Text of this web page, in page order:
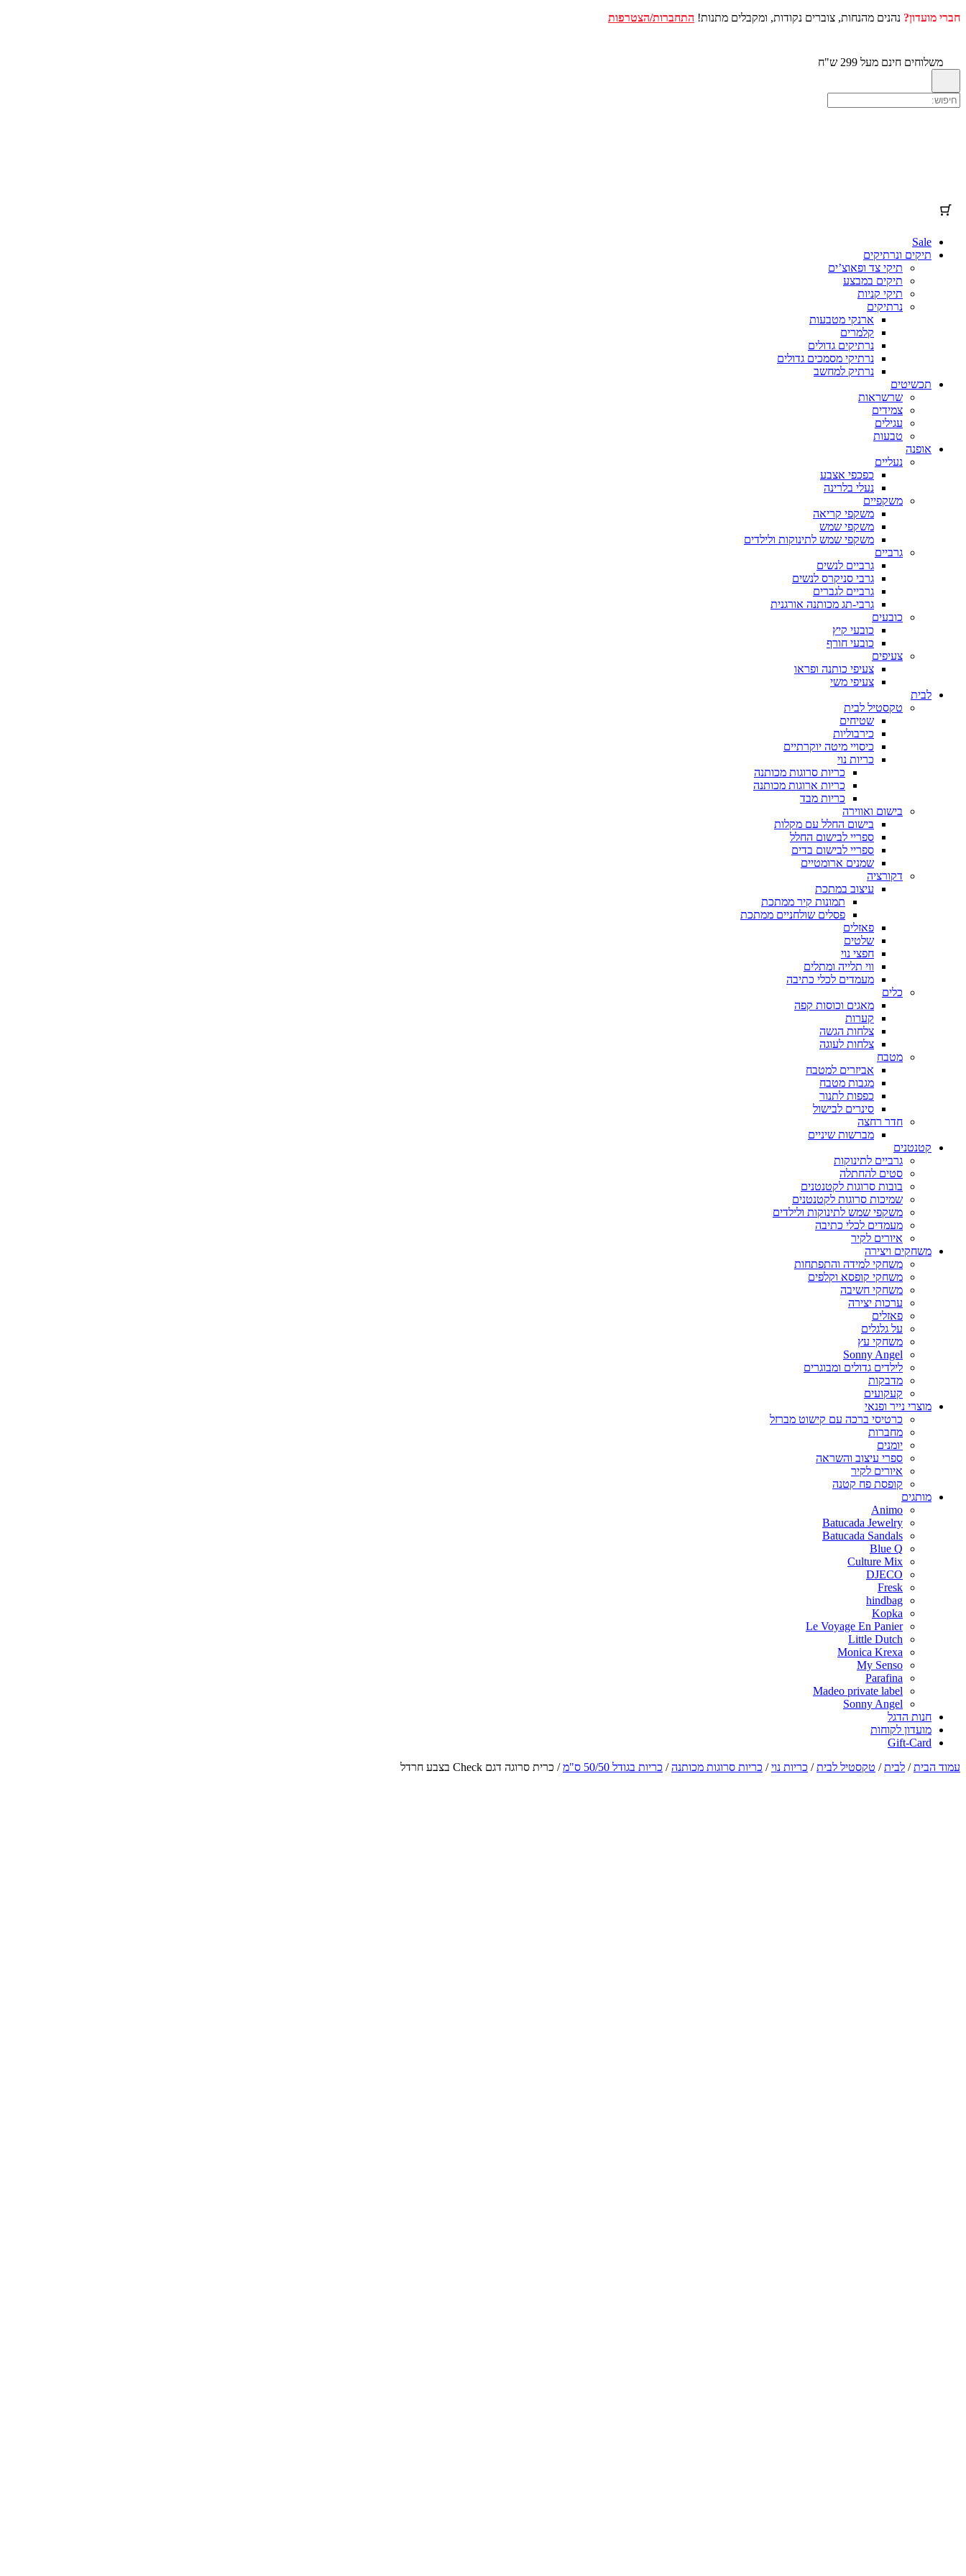
חברי מועדון? נהנים מהנחות, צוברים נקודות, ומקבלים מתנות! התחברות/הצטרפות
משלוחים חינם מעל 299 ש"ח
Sale
תיקים ונרתיקים
תיקי צד ופאוצ’ים
תיקים במבצע
תיקי קניות
נרתיקים
ארנקי מטבעות
קלמרים
נרתיקים גדולים
נרתיקי מסמכים גדולים
נרתיק למחשב
תכשיטים
שרשראות
צמידים
עגילים
טבעות
אופנה
נעליים
כפכפי אצבע
נעלי בלרינה
משקפיים
משקפי קריאה
משקפי שמש
משקפי שמש לתינוקות ולילדים
גרביים
גרביים לנשים
גרבי סניקרס לנשים
גרביים לגברים
גרבי-תג מכותנה אורגנית
כובעים
כובעי קיץ
כובעי חורף
צעיפים
צעיפי כותנה ופראו
צעיפי משי
לבית
טקסטיל לבית
שטיחים
כירבוליות
כיסויי מיטה יוקרתיים
כריות נוי
כריות סרוגות מכותנה
כריות ארוגות מכותנה
כריות מבד
בישום ואווירה
בישום החלל עם מקלות
ספריי לבישום החלל
ספריי לבישום בדים
שמנים ארומטיים
דקורציה
עיצוב במתכת
תמונות קיר ממתכת
פסלים שולחניים ממתכת
פאזלים
שלטים
חפצי נוי
ווי תלייה ומתלים
מעמדים לכלי כתיבה
כלים
מאגים וכוסות קפה
קערות
צלחות הגשה
צלחות לעוגה
מטבח
אביזרים למטבח
מגבות מטבח
כפפות לתנור
סינרים לבישול
חדר רחצה
מברשות שיניים
קטנטנים
גרביים לתינוקות
סטים להחתלה
בובות סרוגות לקטנטנים
שמיכות סרוגות לקטנטנים
משקפי שמש לתינוקות ולילדים
מעמדים לכלי כתיבה
איורים לקיר
משחקים ויצירה
משחקי למידה והתפתחות
משחקי קופסא וקלפים
משחקי חשיבה
ערכות יצירה
פאזלים
על גלגלים
משחקי עץ
Sonny Angel
לילדים גדולים ומבוגרים
מדבקות
קעקועים
מוצרי נייר ופנאי
כרטיסי ברכה עם קישוט מברזל
מחברות
יומנים
ספרי עיצוב והשראה
איורים לקיר
קופסת פח קטנה
מותגים
Animo
Batucada Jewelry
Batucada Sandals
Blue Q
Culture Mix
DJECO
Fresk
hindbag
Kopka
Le Voyage En Panier
Little Dutch
Monica Krexa
My Senso
Parafina
Madeo private label
Sonny Angel
חנות הדגל
מועדון לקוחות
Gift-Card
עמוד הבית/ לבית/ טקסטיל לבית/ כריות נוי/ כריות סרוגות מכותנה/ כריות בגודל 50/50 ס"מ / כרית סרוגה דגם Check בצבע חרדל
מוצרים
בעגלת
מוצר פרטים סה"כ
סכום ביניים₪0.00 המשלוח וההנחות מחושבים במהלך התשלום בקופה.